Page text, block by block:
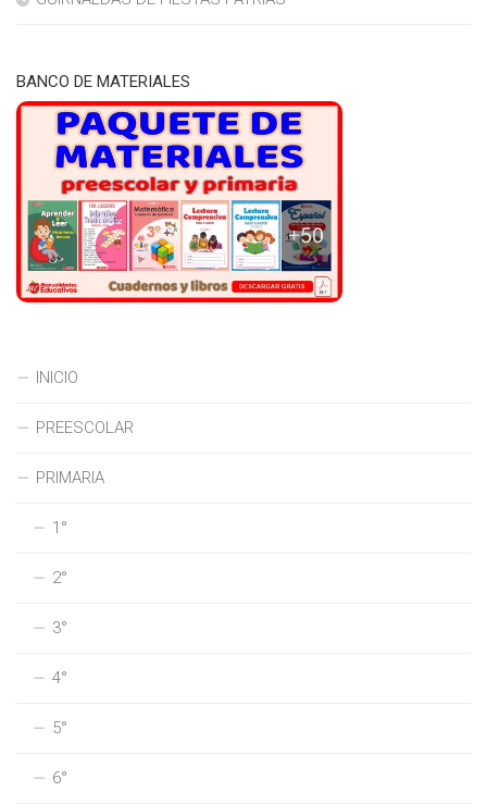
BANCO DE MATERIALES
INICIO
PREESCOLAR
PRIMARIA
1°
2°
3°
4°
5°
6°